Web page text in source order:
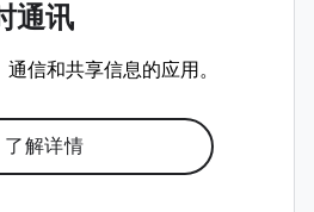
通讯
信和共享信息的应用。
了解详情